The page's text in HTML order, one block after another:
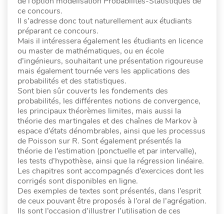
ce concours.
Il s’adresse donc tout naturellement aux étudiants
préparant ce concours.
Mais il intéressera également les étudiants en licence
ou master de mathématiques, ou en école
d’ingénieurs, souhaitant une présentation rigoureuse
mais également tournée vers les applications des
probabilités et des statistiques.
Sont bien sûr couverts les fondements des
probabilités, les différentes notions de convergence,
les principaux théorèmes limites, mais aussi la
théorie des martingales et des chaînes de Markov à
espace d’états dénombrables, ainsi que les processus
de Poisson sur R. Sont également présentés la
théorie de l’estimation (ponctuelle et par intervalle),
les tests d’hypothèse, ainsi que la régression linéaire.
Les chapitres sont accompagnés d’exercices dont les
corrigés sont disponibles en ligne.
Des exemples de textes sont présentés, dans l’esprit
de ceux pouvant être proposés à l’oral de l’agrégation.
Ils sont l’occasion d’illustrer l’utilisation de ces